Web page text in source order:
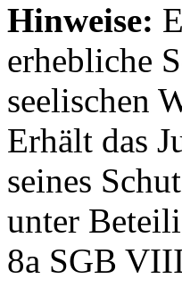
Hinweise:
erhebliche
seelischen
Erhält das
seines
unter
8a SGB